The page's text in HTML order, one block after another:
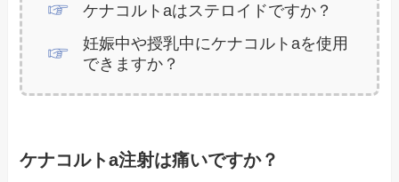
ケナコルトaはステロイドですか？
妊娠中や授乳中にケナコルトaを使用
できますか？
ケナコルトa注射は痛いですか？